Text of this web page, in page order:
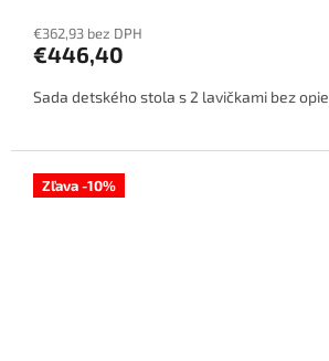
€362,93 bez DPH
€446,40
Sada detského stola s 2 lavičkami bez
Zľava -10%